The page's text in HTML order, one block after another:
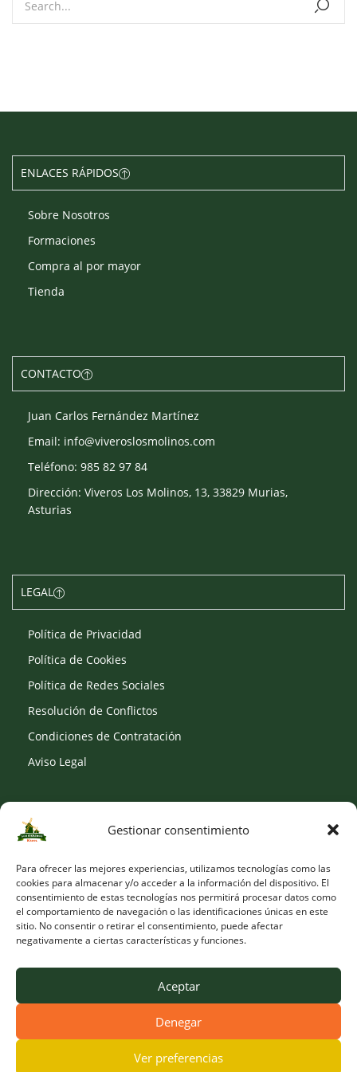
Gestionar consentimiento
Para ofrecer las mejores experiencias, utilizamos tecnologías como las
cookies para almacenar y/o acceder a la información del dispositivo. El
consentimiento de estas tecnologías nos permitirá procesar datos como
el comportamiento de navegación o las identificaciones únicas en este
sitio. No consentir o retirar el consentimiento, puede afectar
negativamente a ciertas características y funciones.
Aceptar
Denegar
Ver preferencias
ENLACES RÁPIDOS
Sobre Nosotros
Formaciones
Compra al por mayor
Tienda
CONTACTO
Juan Carlos Fernández Martínez
Email: info@viveroslosmolinos.com
Teléfono: 985 82 97 84
Dirección: Viveros Los Molinos, 13, 33829 Murias,
Asturias
LEGAL
Política de Privacidad
Política de Cookies
Política de Redes Sociales
Resolución de Conflictos
Condiciones de Contratación
Aviso Legal
SOCIAL
© Copyright 2026 Viveros Los Molinos |
Developed by Obelisk